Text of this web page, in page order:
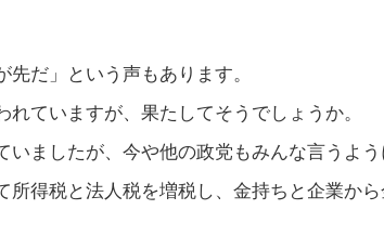
だ」という声もあります。
ていますが、果たしてそうでしょうか。
ましたが、今や他の政党もみんな言うよう
所得税と法人税を増税し、金持ちと企業か